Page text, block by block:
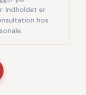
Indholdet er
hos